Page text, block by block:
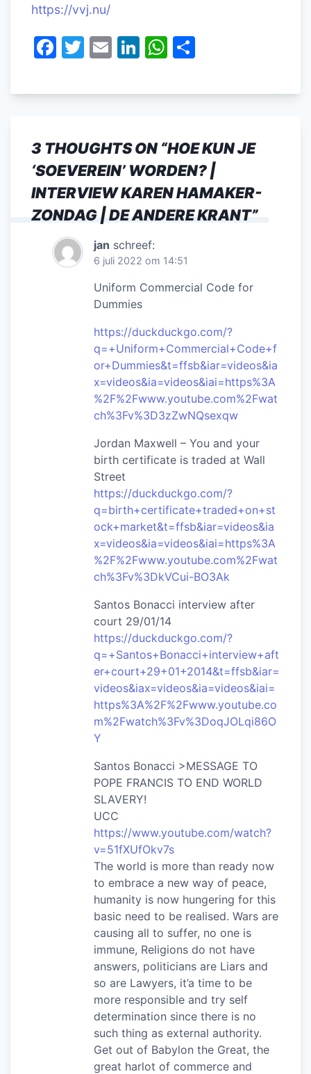
https://vvj.nu/
F
c
b
o
o
k
T
itt
E
ai
Li
k
dI
n
W
at
A
p
p
e
3 THOUGHTS ON “HOE KUN JE
‘SOEVEREIN’ WORDEN? |
INTERVIEW KAREN HAMAKER-
ZONDAG | DE ANDERE KRANT”
jan schreef:
6 juli 2022 om 14:51
Uniform Commercial Code for
Dummies
https://duckduckgo.com/?
q=+Uniform+Commercial+Code+f
or+Dummies&t=ffsb&iar=videos&ia
x=videos&ia=videos&iai=https%3A
%2F%2Fwww.youtube.com%2Fwat
ch%3Fv%3D3zZwNQsexqw
Jordan Maxwell – You and your
birth certificate is traded at Wall
Street
https://duckduckgo.com/?
q=birth+certificate+traded+on+st
ock+market&t=ffsb&iar=videos&ia
x=videos&ia=videos&iai=https%3A
%2F%2Fwww.youtube.com%2Fwat
ch%3Fv%3DkVCui-BO3Ak
Santos Bonacci interview after
court 29/01/14
https://duckduckgo.com/?
q=+Santos+Bonacci+interview+aft
er+court+29+01+2014&t=ffsb&iar=
videos&iax=videos&ia=videos&iai=
https%3A%2F%2Fwww.youtube.co
m%2Fwatch%3Fv%3DoqJOLqi86O
Y
Santos Bonacci >MESSAGE TO
POPE FRANCIS TO END WORLD
SLAVERY!
UCC
https://www.youtube.com/watch?
v=51fXUfOkv7s
The world is more than ready now
to embrace a new way of peace,
humanity is now hungering for this
basic need to be realised. Wars are
causing all to suffer, no one is
immune, Religions do not have
answers, politicians are Liars and
so are Lawyers, it’a time to be
more responsible and try self
determination since there is no
such thing as external authority.
Get out of Babylon the Great, the
great harlot of commerce and